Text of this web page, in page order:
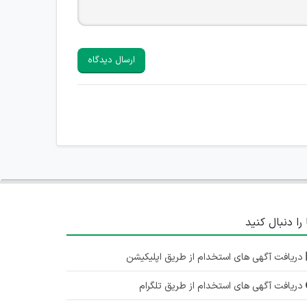
ارسال دیدگاه
را دنبال کنید
دریافت آگهی های استخدام از طریق اپلیکیشن
دریافت آگهی های استخدام از طریق تلگرام